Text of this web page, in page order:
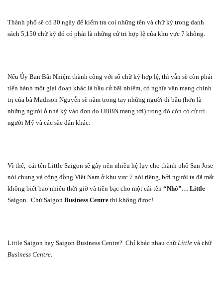
Thành phố sẽ có 30 ngày để kiểm tra coi những tên và chữ ký trong danh
sách 5,150 chữ ký đó có phải là những cử tri hợp lệ của khu vực 7 không.
Nếu Ủy Ban Bãi Nhiệm thành công với số chữ ký hợp lệ, thì vẫn sẽ còn phải
tiến hành một giai đoạn khác là bầu cử bãi nhiệm, có nghĩa vận mạng chính
trị của bà Madison Nguyễn sẽ nằm trong tay những người đi bầu (hơn là
những người ở nhà ký vào đơn do UBBN mang tới) trong đó còn có cử tri
người Mỹ và các sắc dân khác.
Vì thế, cái tên Little Saigon sẽ gây nên nhiều hệ lụy cho thành phố San Jose
nói chung và cộng đồng Việt Nam ở khu vực 7 nói riêng, bởi người ta đã mất
không biết bao nhiêu thời giờ và tiền bạc cho một cái tên “Nhỏ”… Little
Saigon. Chứ Saigon Business Centre thì không được!
Little Saigon hay Saigon Business Centre? Chỉ khác nhau chữ Little và chữ
Business Centre